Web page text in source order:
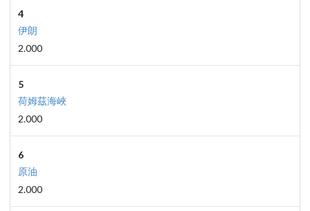
4
伊朗
2.000
5
荷姆茲海峽
2.000
6
原油
2.000